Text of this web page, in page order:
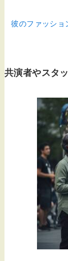
彼のファッショ
共演者やスタ